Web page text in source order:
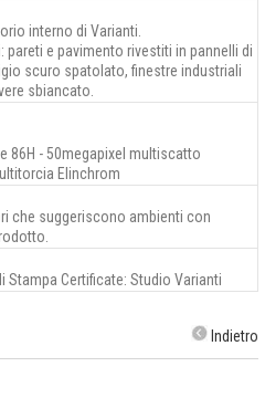
interno di Varianti.
pareti e pavimento rivestiti in pannelli di
scuro spatolato, finestre industriali
sbiancato.
86H - 50megapixel multiscatto
Elinchrom
che suggeriscono ambienti con
Stampa Certificate: Studio Varianti
Indietro